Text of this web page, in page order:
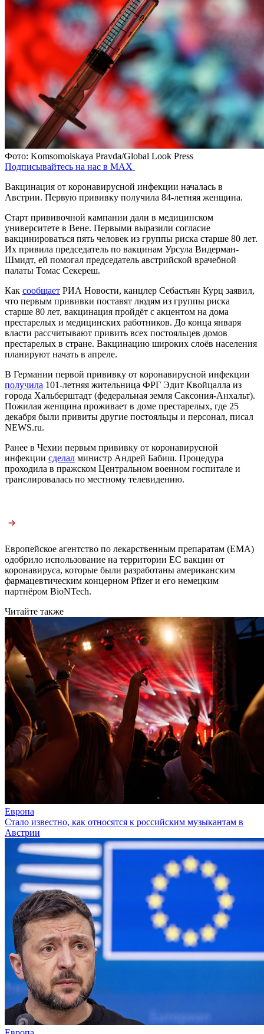
Фото: Komsomolskaya Pravda/Global Look Press
Подписывайтесь на нас в MAX
Вакцинация от коронавирусной инфекции началась в
Австрии. Первую прививку получила 84-летняя женщина.
Старт прививочной кампании дали в медицинском
университете в Вене. Первыми выразили согласие
вакцинироваться пять человек из группы риска старше 80 лет.
Их привила председатель по вакцинам Урсула Видерман-
Шмидт, ей помогал председатель австрийской врачебной
палаты Томас Секереш.
Как сообщает РИА Новости, канцлер Себастьян Курц заявил,
что первым прививки поставят людям из группы риска
старше 80 лет, вакцинация пройдёт с акцентом на дома
престарелых и медицинских работников. До конца января
власти рассчитывают привить всех постояльцев домов
престарелых в стране. Вакцинацию широких слоёв населения
планируют начать в апреле.
В Германии первой прививку от коронавирусной инфекции
получила 101-летняя жительница ФРГ Эдит Квойцалла из
города Хальберштадт (федеральная земля Саксония-Анхальт).
Пожилая женщина проживает в доме престарелых, где 25
декабря были привиты другие постояльцы и персонал, писал
NEWS.ru.
Ранее в Чехии первым прививку от коронавирусной
инфекции сделал министр Андрей Бабиш. Процедура
проходила в пражском Центральном военном госпитале и
транслировалась по местному телевидению.
Европейское агентство по лекарственным препаратам (ЕМА)
одобрило использование на территории ЕС вакцин от
коронавируса, которые были разработаны американским
фармацевтическим концерном Pfizer и его немецким
партнёром BioNTech.
Читайте также
Европа
Стало известно, как относятся к российским музыкантам в
Австрии